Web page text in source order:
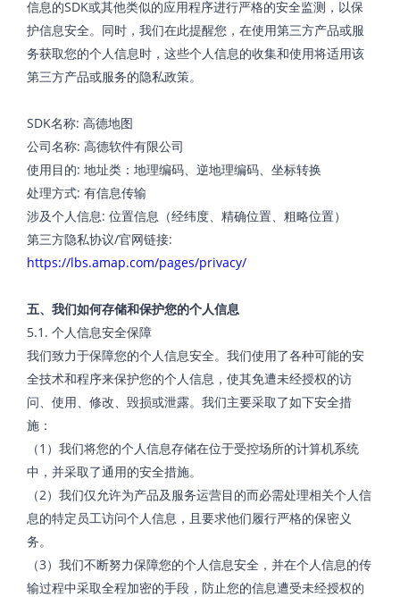
信息的SDK或其他类似的应用程序进行严格的安全监测，以保
护信息安全。同时，我们在此提醒您，在使用第三方产品或服
务获取您的个人信息时，这些个人信息的收集和使用将适用该
第三方产品或服务的隐私政策。
SDK名称: 高德地图
公司名称: 高德软件有限公司
使用目的: 地址类：地理编码、逆地理编码、坐标转换
处理方式: 有信息传输
涉及个人信息: 位置信息（经纬度、精确位置、粗略位置）
第三方隐私协议/官网链接:
https://lbs.amap.com/pages/privacy/
五、我们如何存储和保护您的个人信息
5.1. 个人信息安全保障
我们致力于保障您的个人信息安全。我们使用了各种可能的安
全技术和程序来保护您的个人信息，使其免遭未经授权的访
问、使用、修改、毁损或泄露。我们主要采取了如下安全措
施：
（1）我们将您的个人信息存储在位于受控场所的计算机系统
中，并采取了通用的安全措施。
（2）我们仅允许为产品及服务运营目的而必需处理相关个人信
息的特定员工访问个人信息，且要求他们履行严格的保密义
务。
（3）我们不断努力保障您的个人信息安全，并在个人信息的传
输过程中采取全程加密的手段，防止您的信息遭受未经授权的